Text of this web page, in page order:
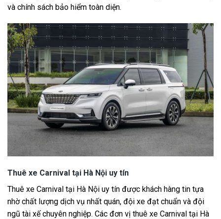
và chính sách bảo hiểm toàn diện.
Thuê xe Carnival tại Hà Nội uy tín
Thuê xe Carnival tại Hà Nội uy tín được khách hàng tin tựa
nhờ chất lượng dịch vụ nhất quán, đội xe đạt chuẩn và đội
ngũ tài xế chuyên nghiệp. Các đơn vị thuê xe Carnival tại Hà